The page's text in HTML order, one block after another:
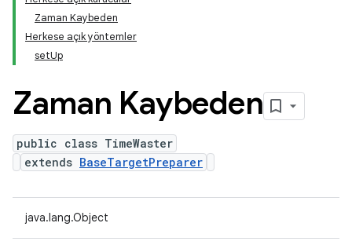
Zaman Kaybeden
Herkese açık yöntemler
setUp
Zaman Kaybeden
public class TimeWaster
extends BaseTargetPreparer
java.lang.Object